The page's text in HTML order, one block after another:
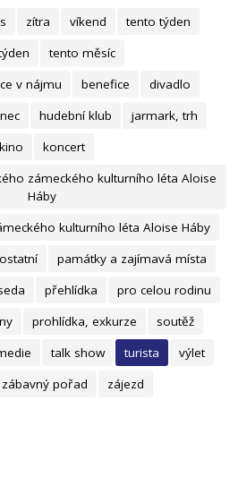
zítra víkend
tento týden
tento měsíc
v nájmu benefice
divadlo
hudební klub
jarmark, trh
kino
koncert
zámeckého kulturního léta Aloise
Háby
kulturního léta Aloise Háby
ostatní
památky a zajímavá místa
přehlídka
pro celou rodinu
prohlídka, exkurze
soutěž
talk show turista
výlet
zábavný pořad zájezd